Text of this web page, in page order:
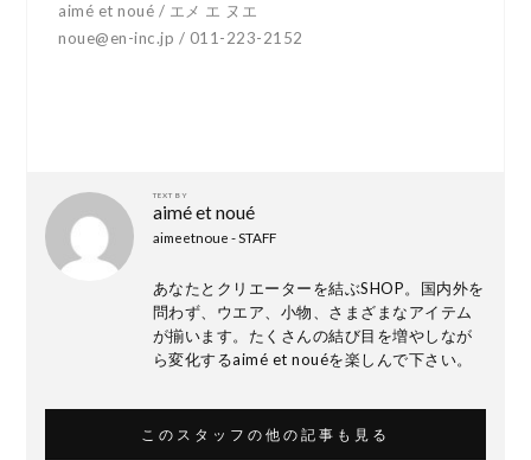
aimé et noué / エメ エ ヌエ
noue@en-inc.jp / 011-223-2152
TEXT BY
aimé et noué
aimeetnoue - STAFF
あなたとクリエーターを結ぶSHOP。国内外を
問わず、ウエア、小物、さまざまなアイテム
が揃います。たくさんの結び目を増やしなが
ら変化するaimé et nouéを楽しんで下さい。
このスタッフの他の記事も見る